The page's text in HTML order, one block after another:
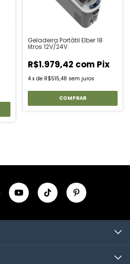
Geladeira Portátil Elber 18
litros 12V/24V
R$1.979,42 com Pix
4 x de R$515,48 sem juros